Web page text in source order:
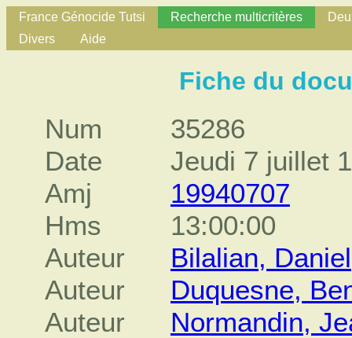
France Génocide Tutsi Recherche multicritères
Divers
Aide
Fiche du
Num
35286
Date
Jeudi 7 juillet
Amj
19940707
Hms
13:00:00
Auteur
Bilalian, Daniel
Auteur
Duquesne,
Auteur
Normandin,